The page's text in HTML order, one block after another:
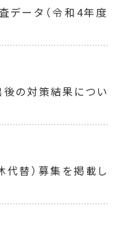
データ（令和4年度
の対策結果につい
替）募集を掲載し